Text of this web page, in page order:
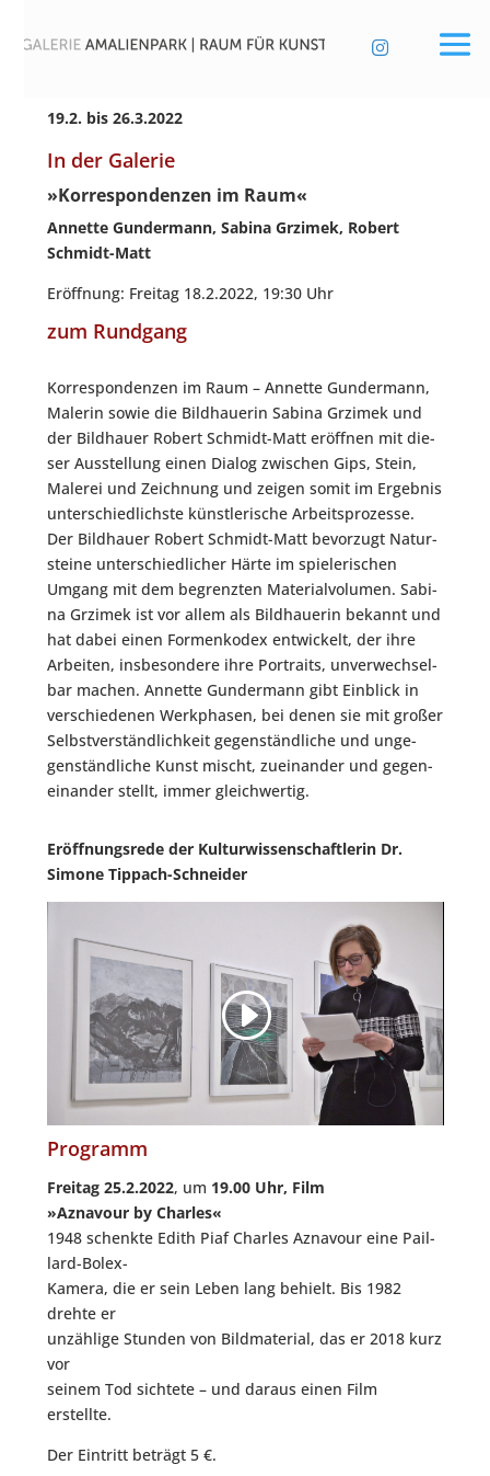

19.2. bis 26.3.2022
In der Galerie
»Korrespondenzen im Raum«
Annet­te Gun­der­mann, Sabi­na Grzimek, Robert
Schmidt-Matt
Eröff­nung: Frei­tag 18.2.2022, 19:30 Uhr
zum Rundgang
Kor­re­spon­den­zen im Raum – Annet­te Gun­der­mann,
Male­rin sowie die Bild­haue­rin Sabi­na Grzimek und
der Bild­hau­er Robert Schmidt-Matt eröff­nen mit die­
ser Aus­stel­lung einen Dia­log zwi­schen Gips, Stein,
Male­rei und Zeich­nung und zei­gen somit im Ergeb­nis
unter­schied­lichs­te künst­le­ri­sche Arbeits­pro­zes­se.
Der Bild­hau­er Robert Schmidt-Matt bevor­zugt Natur­
stei­ne unter­schied­li­cher Här­te im spie­le­ri­schen
Umgang mit dem begrenz­ten Mate­ri­al­vo­lu­men. Sabi­
na Grzimek ist vor allem als Bild­haue­rin bekannt und
hat dabei einen For­men­ko­dex ent­wi­ckelt, der ihre
Arbei­ten, ins­be­son­de­re ihre Por­traits, unver­wech­sel­
bar machen. Annet­te Gun­der­mann gibt Ein­blick in
ver­schie­de­nen Werk­pha­sen, bei denen sie mit gro­ßer
Selbst­ver­ständ­lich­keit gegen­ständ­li­che und unge­
gen­ständ­li­che Kunst mischt, zuein­an­der und gegen­
ein­an­der stellt, immer gleichwertig.
Eröff­nungs­re­de der Kul­tur­wis­sen­schaft­le­rin Dr.
Simo­ne Tippach-Schneider
Programm
Frei­tag 25.2.2022, um 19.00 Uhr, Film
»Azna­vour by Charles«
1948 schenk­te Edith Piaf Charles Azna­vour eine Pail­
lard-Bolex-
Kame­ra, die er sein Leben lang behielt. Bis 1982
dreh­te er
unzäh­li­ge Stun­den von Bild­ma­te­ri­al, das er 2018 kurz
vor
sei­nem Tod sich­te­te – und dar­aus einen Film
erstellte.
Der Ein­tritt beträgt 5 €.